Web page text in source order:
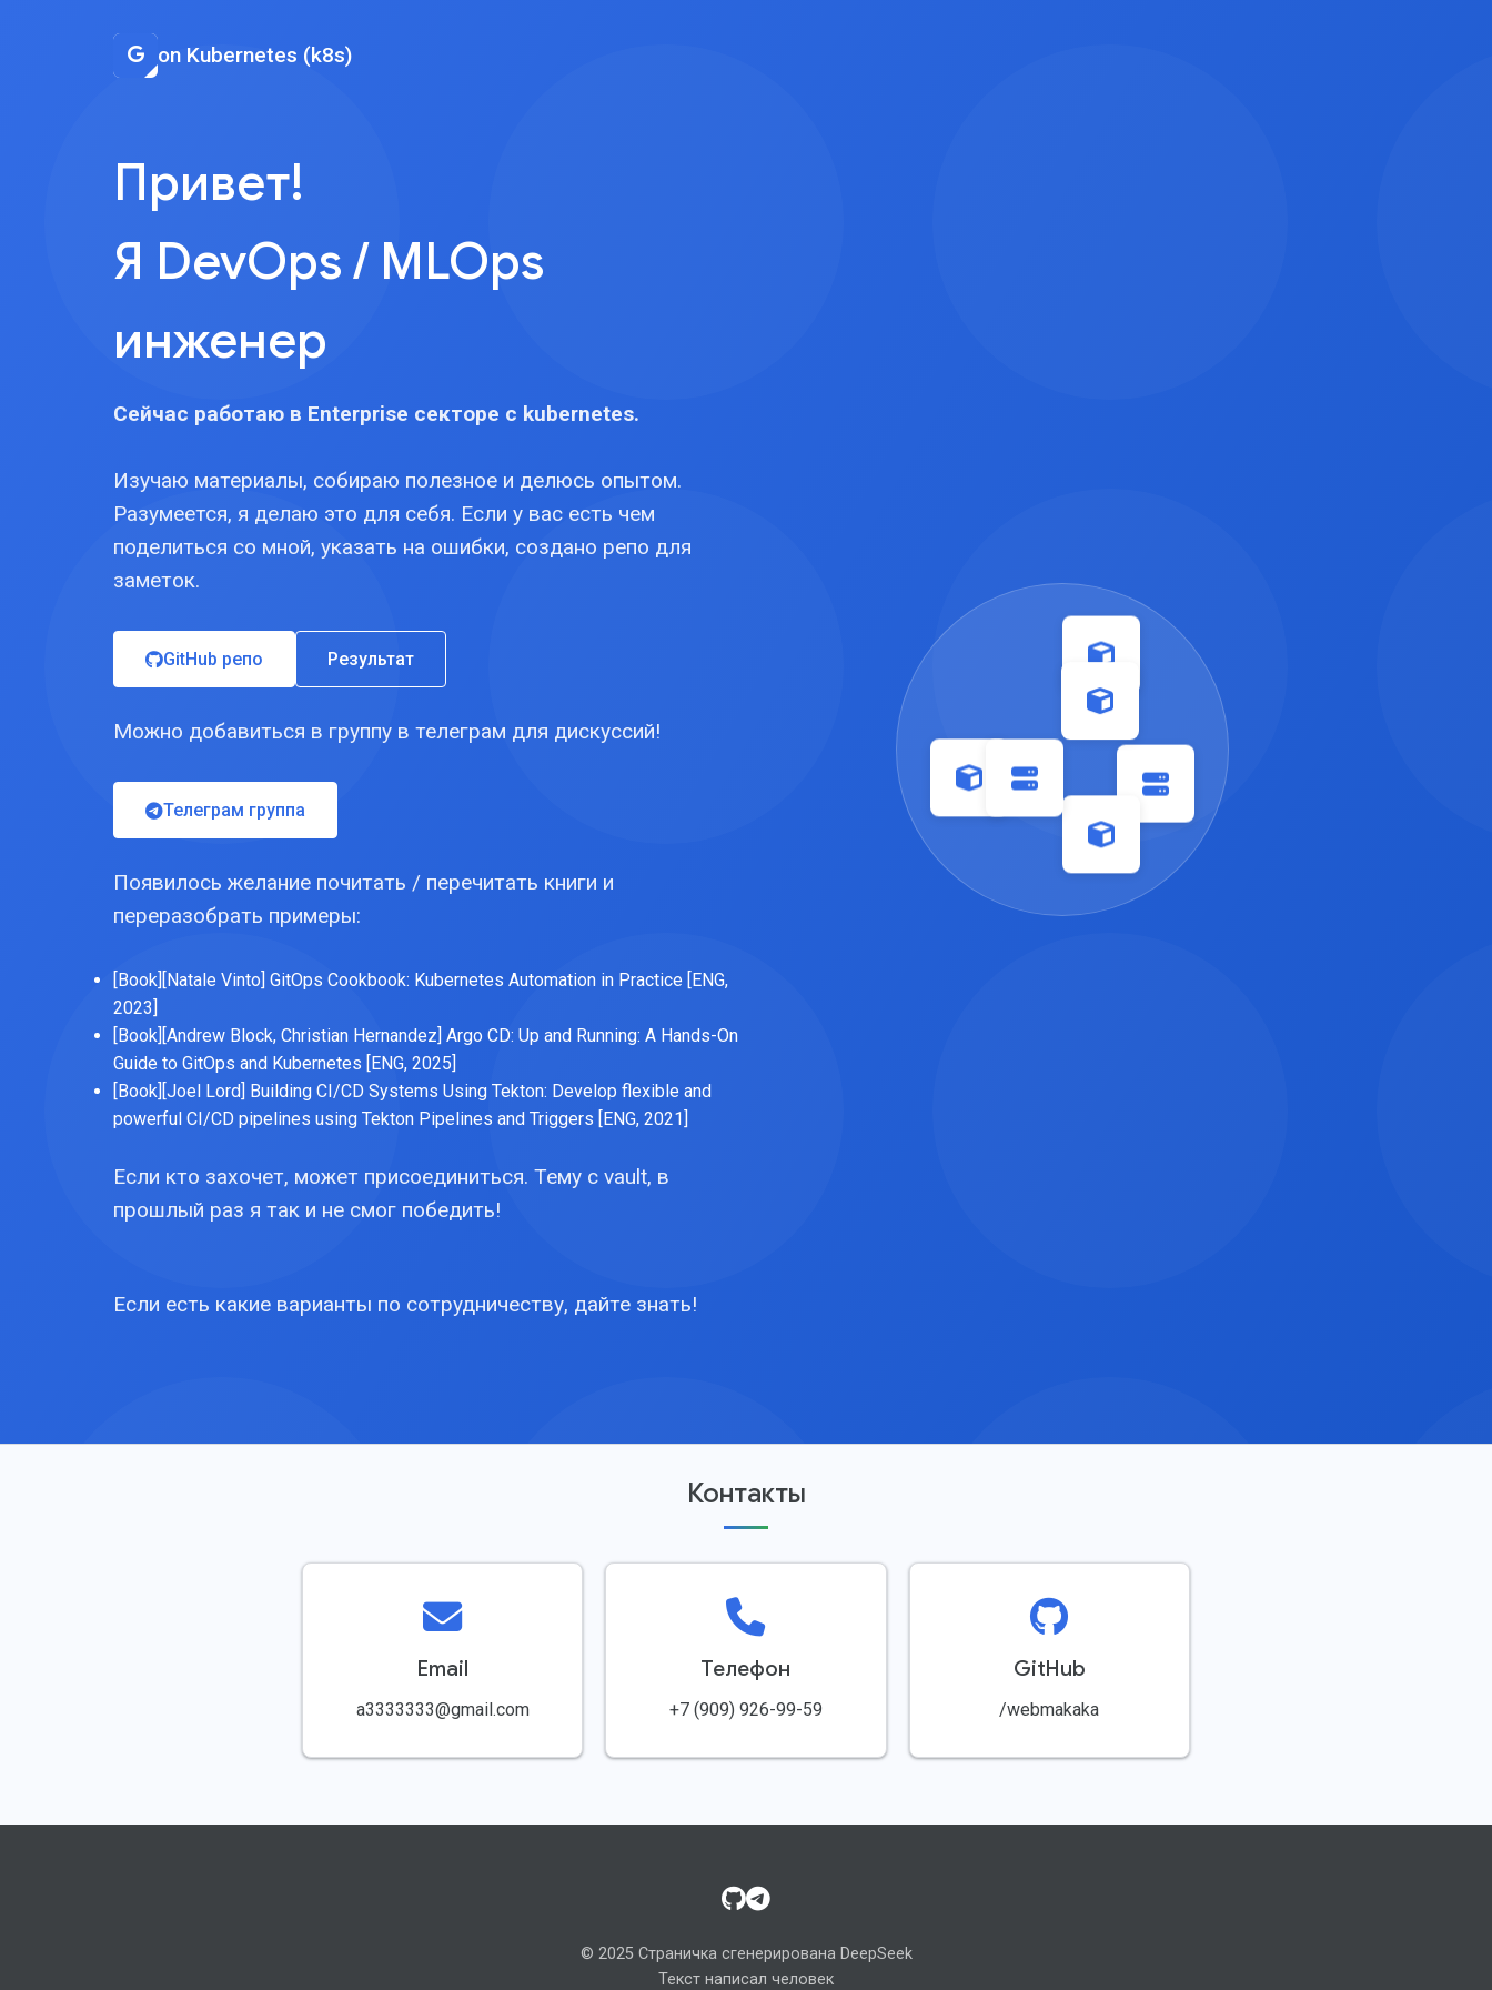
on Kubernetes (k8s)
Привет!
Я DevOps / MLOps
инженер
Сейчас работаю в Enterprise секторе с kubernetes.
Изучаю материалы, собираю полезное и делюсь опытом.
Разумеется, я делаю это для себя. Если у вас есть чем
поделиться со мной, указать на ошибки, создано репо для
заметок.
GitHub репо Результат
Можно добавиться в группу в телеграм для дискуссий!
Телеграм группа
Появилось желание почитать / перечитать книги и
переразобрать примеры:
[Book][Natale Vinto] GitOps Cookbook: Kubernetes Automation in Practice [ENG,
2023]
[Book][Andrew Block, Christian Hernandez] Argo CD: Up and Running: A Hands-On
Guide to GitOps and Kubernetes [ENG, 2025]
[Book][Joel Lord] Building CI/CD Systems Using Tekton: Develop flexible and
powerful CI/CD pipelines using Tekton Pipelines and Triggers [ENG, 2021]
Если кто захочет, может присоединиться. Тему с vault, в
прошлый раз я так и не смог победить!
Если есть какие варианты по сотрудничеству, дайте знать!
Контакты
Email
a3333333@gmail.com
Телефон
+7 (909) 926-99-59
GitHub
/webmakaka
GitHub
Telegram
© 2025 Страничка сгенерирована DeepSeek
Текст написал человек